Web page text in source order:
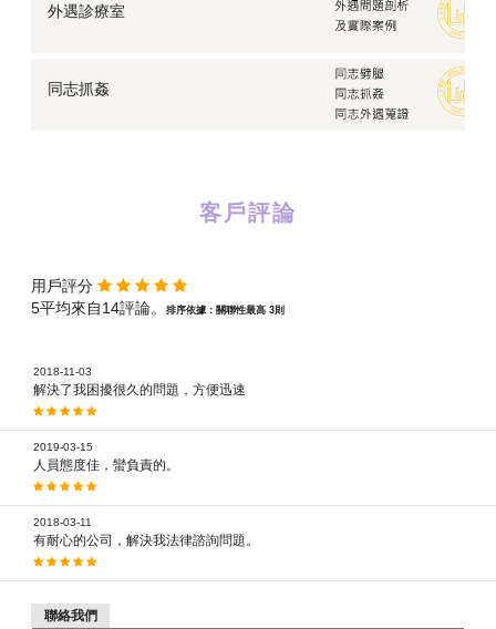
外遇診療室
同志抓姦
客戶評論
用戶評分
5平均來自14評論。
排序依據：關聯性最高 3則
2018-11-03
解決了我困擾很久的問題，方便迅速
2019-03-15
人員態度佳，蠻負責的。
2018-03-11
有耐心的公司，解決我法律諮詢問題。
聯絡我們